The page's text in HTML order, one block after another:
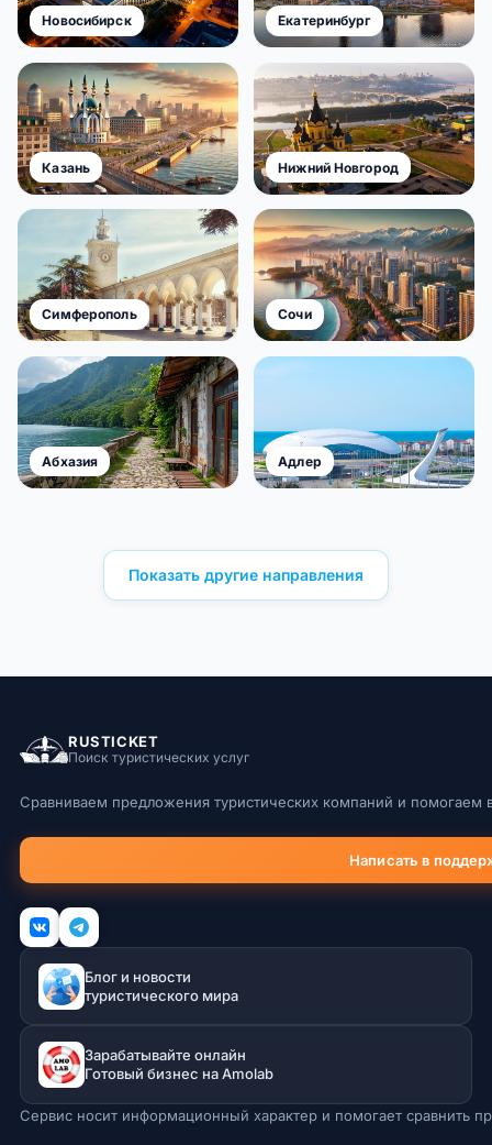
Новосибирск Екатеринбург
Казань Нижний Новгород
Симферополь Сочи
Абхазия Адлер
Показать другие направления
RUSTICKET
Поиск туристических услуг
Сравниваем предложения туристических компаний и помогаем
Написать в
Блог и новости
туристического мира
Зарабатывайте онлайн
Готовый бизнес на Amolab
Сервис носит информационный характер и помогает сравнить